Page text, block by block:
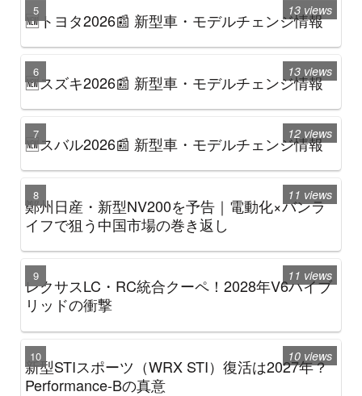
🆕トヨタ2026📰 新型車・モデルチェンジ情報
13 views
🆕スズキ2026📰 新型車・モデルチェンジ情報
13 views
🆕スバル2026📰 新型車・モデルチェンジ情報
12 views
鄭州日産・新型NV200を予告｜電動化×バンラ
イフで狙う中国市場の巻き返し
11 views
レクサスLC・RC統合クーペ！2028年V6ハイブ
リッドの衝撃
11 views
新型STIスポーツ（WRX STI）復活は2027年？
Performance-Bの真意
10 views